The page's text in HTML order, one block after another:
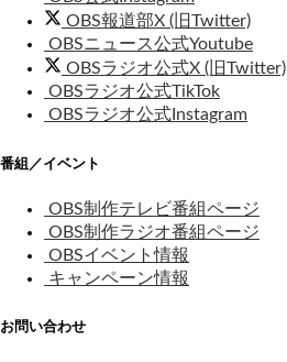
OBS報道部X (旧Twitter)
OBSニュース公式Youtube
OBSラジオ公式X (旧Twitter)
OBSラジオ公式TikTok
OBSラジオ公式Instagram
番組／イベント
OBS制作テレビ番組ページ
OBS制作ラジオ番組ページ
OBSイベント情報
キャンペーン情報
お問い合わせ